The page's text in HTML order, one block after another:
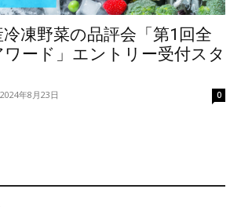
凍野菜の品評会「第1回全
ワード」エントリー受付スタ
2024年8月23日 0